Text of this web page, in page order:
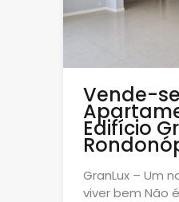
Vende-
Edifício
GranLux – Um
viver bem Não